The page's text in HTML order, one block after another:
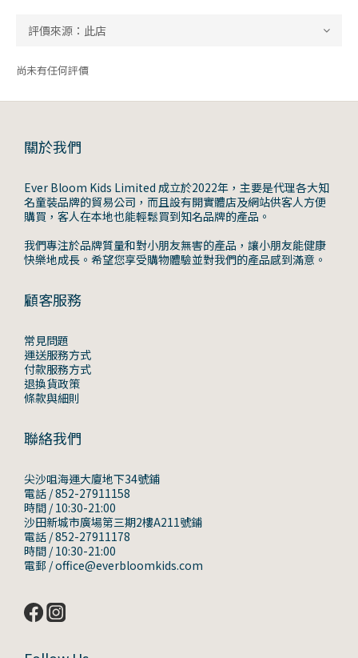
尚未有任何評價
關於我們
Ever Bloom Kids Limited 成立於2022年，主要是代理各大知
名童裝品牌的貿易公司，而且設有開實體店及網站供客人方便
購買，客人在本地也能輕鬆買到知名品牌的產品。
我們專注於品牌質量和對小朋友無害的產品，讓小朋友能健康
快樂地成長。希望您享受購物體驗並對我們的產品感到滿意。
顧客服務
常見問題
運送服務方式
付款服務方式
退換貨政策
條款與細則
聯絡我們
尖沙咀海運大廈地下34號鋪
電話 / 852-27911158
時間 / 10:30-21:00
沙田新城市廣場第三期2樓A211號鋪
電話 / 852-27911178
時間 / 10:30-21:00
電郵 / office@everbloomkids.com